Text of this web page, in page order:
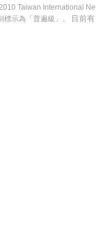
Taiwan International
示為「普遍級」。
目前